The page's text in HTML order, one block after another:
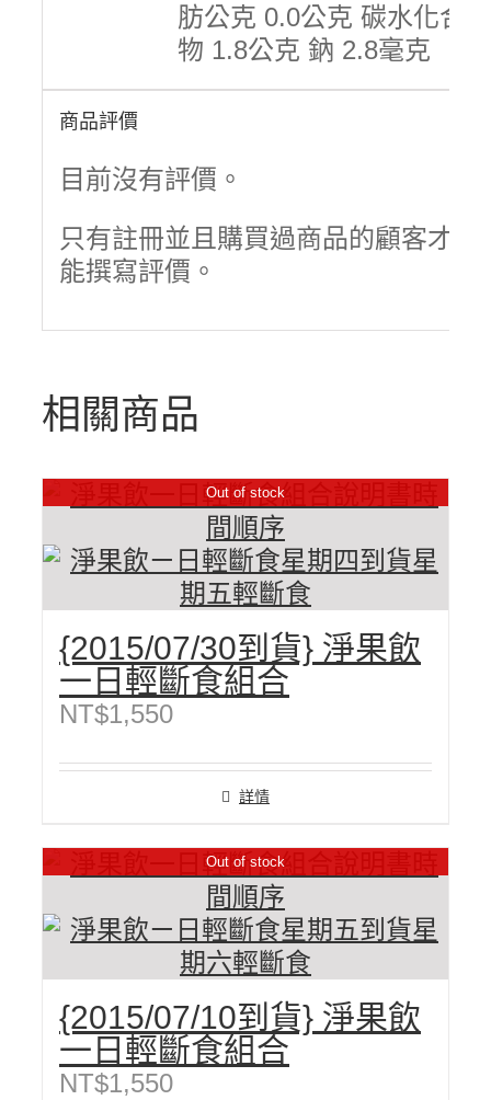
肪公克 0.0公克 碳水化合
物 1.8公克 鈉 2.8毫克
商品評價
目前沒有評價。
只有註冊並且購買過商品的顧客才
能撰寫評價。
相關商品
Out of stock
{2015/07/30到貨} 淨果飲
一日輕斷食組合
NT$1,550
詳情
Out of stock
{2015/07/10到貨} 淨果飲
一日輕斷食組合
NT$1,550